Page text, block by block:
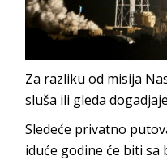
Za razliku od misija
sluša ili gleda
Sledeće privatno
iduće godine će biti